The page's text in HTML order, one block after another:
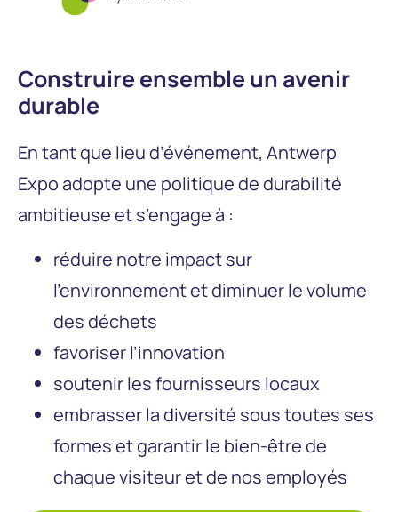
Construire ensemble un avenir
durable
En tant que lieu d’événement, Antwerp
Expo adopte une politique de durabilité
ambitieuse et s’engage à :
réduire notre impact sur
l’environnement et diminuer le volume
des déchets
favoriser l’innovation
soutenir les fournisseurs locaux
embrasser la diversité sous toutes ses
formes et garantir le bien-être de
chaque visiteur et de nos employés